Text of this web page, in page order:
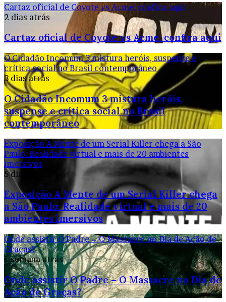
Cartaz oficial de Coyote vs Acme: confira aqui
2 dias atrás
Cartaz oficial de Coyote vs Acme: confira aqui
O Cidadão Incomum 3 mistura heróis, suspense e
crítica social no Brasil contemporâneo
3 dias atrás
O Cidadão Incomum 3 mistura heróis,
suspense e crítica social no Brasil
contemporâneo
Exposição A Mente de um Serial Killer chega a São
Paulo: Realidade virtual e mais de 20 ambientes
imersivos
5 dias atrás
Exposição A Mente de um Serial Killer chega
a São Paulo: Realidade virtual e mais de 20
ambientes imersivos
Onde assistir O Padre – O Massacre no Dia de Ação de
Graças?
1 semana atrás
Onde assistir O Padre – O Massacre no Dia de
Ação de Graças?